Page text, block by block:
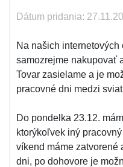
Dátum pridania:
Na našich
samozrejme nakupovať
Tovar zasielame a je
pracovné dni medzi
Do pondelka 23.12.
ktorýkoľvek iný
víkend máme zatvorené
dni, po dohovore je